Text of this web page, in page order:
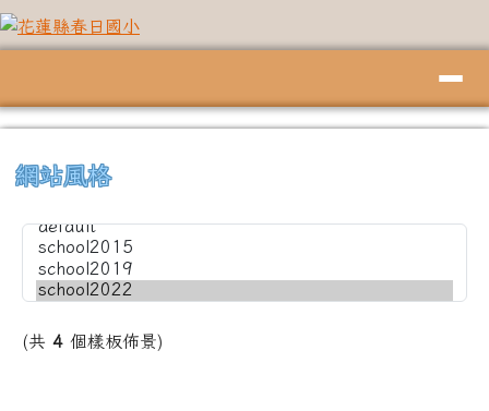
跳至主內容區
花蓮縣春日國小
網站風格
(共 4 個樣板佈景)